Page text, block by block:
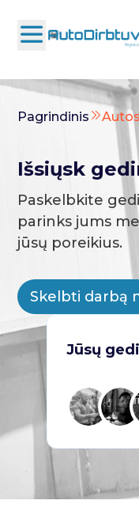
Pagrindinis
Išsiųsk
Paskelbkite
parinks jums
jūsų poreikius.
Skelbti darbą
Jūsų